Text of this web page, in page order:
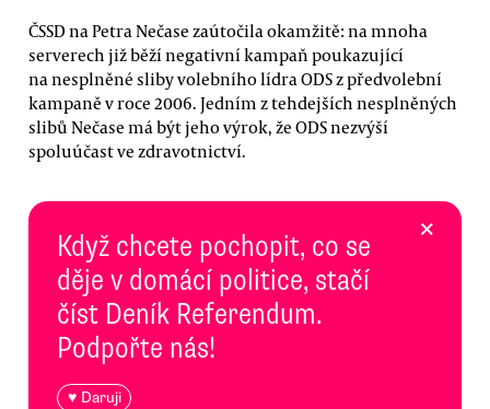
ČSSD na Petra Nečase zaútočila okamžitě: na mnoha
serverech již běží negativní kampaň poukazující
na nesplněné sliby volebního lídra ODS z předvolební
kampaně v roce 2006. Jedním z tehdejších nesplněných
slibů Nečase má být jeho výrok, že ODS nezvýší
spoluúčast ve zdravotnictví.
Když chcete pochopit, co se
děje v domácí politice, stačí
číst Deník Referendum.
Podpořte nás!
♥ Daruji
×